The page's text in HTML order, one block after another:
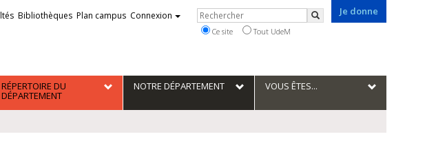
Je donne
Bibliothèques Plan campus Connexion Rechercher
Rechercher
Ce site Tout UdeM
RÉPERTOIRE DU
DÉPARTEMENT
NOTRE DÉPARTEMENT VOUS ÊTES...